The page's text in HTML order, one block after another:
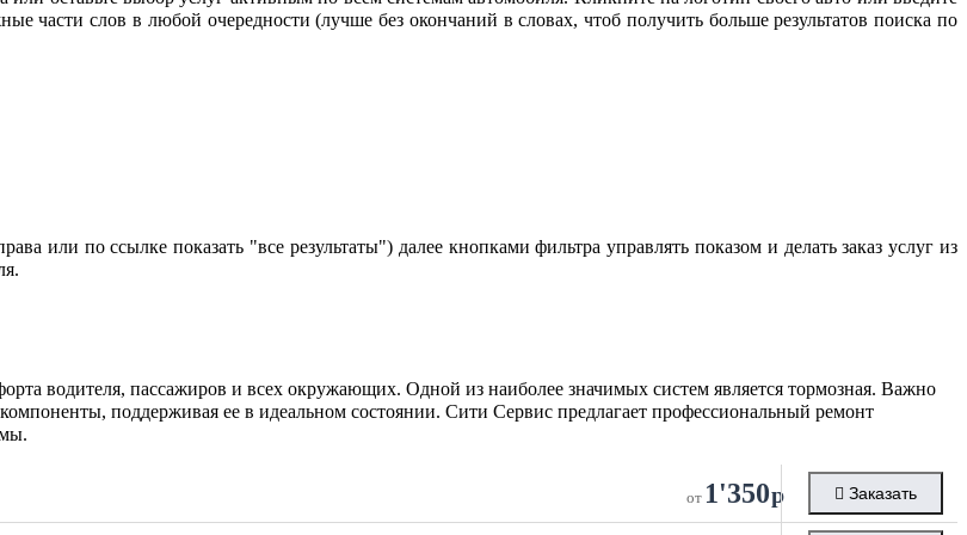
части слов в любой очередности (лучше без окончаний в словах, чтоб получить больше результатов поиска по
или по ссылке показать "все результаты") далее кнопками фильтра управлять показом и делать заказ услуг из
водителя, пассажиров и всех окружающих. Одной из наиболее значимых систем является тормозная. Важно
поддерживая ее в идеальном состоянии. Сити Сервис предлагает профессиональный ремонт
от 1'350р Заказать